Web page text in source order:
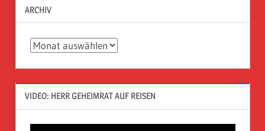
ARCHIV
Archiv
VIDEO: HERR GEHEIMRAT AUF REISEN